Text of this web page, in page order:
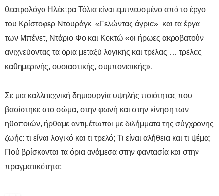
θεατρολόγο Ηλέκτρα Τόλια είναι εμπνευσμένο από το έργο
του Κρίστοφερ Ντουράγκ «Γελώντας άγρια» και τα έργα
των Μπένετ, Ντάριο Φο και Κοκτώ «οι ήρωες ακροβατούν
ανιχνεύοντας τα όρια μεταξύ λογικής και τρέλας … τρέλας
καθημερινής, ουσιαστικής, συμπονετικής».
Σε μια καλλιτεχνική δημιουργία υψηλής ποιότητας που
βασίστηκε στο σώμα, στην φωνή και στην κίνηση των
ηθοποιών, ήρθαμε αντιμέτωποι με διλήμματα της σύγχρονης
ζωής: τι είναι λογικό και τι τρελό; Τι είναι αλήθεια και τι ψέμα;
Πού βρίσκονται τα όρια ανάμεσα στην φαντασία και στην
πραγματικότητα;